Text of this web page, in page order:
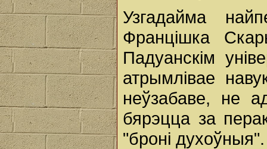
Узгадайма
Францішка
Падуанскім
атрымлівае
неўзабаве, не
бярэцца за
"броні духоўныя".